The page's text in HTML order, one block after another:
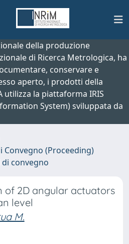
della produzione
di Ricerca Metrologica, ha
conservare e
aperto, i prodotti della
utilizza la piattaforma IRIS
System) sviluppata da
(Proceeding)
convegno
of 2D angular actuators
level
M.